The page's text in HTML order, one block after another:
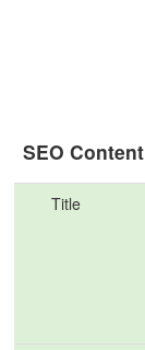
SEO Content
Title